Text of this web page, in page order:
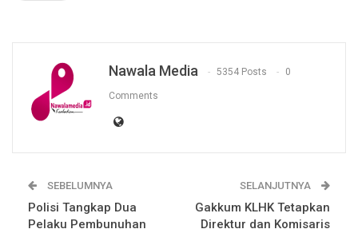
Nawala Media 5354 Posts 0
Comments
SEBELUMNYA
Polisi Tangkap Dua
Pelaku Pembunuhan
SELANJUTNYA
Gakkum KLHK Tetapkan
Direktur dan Komisaris